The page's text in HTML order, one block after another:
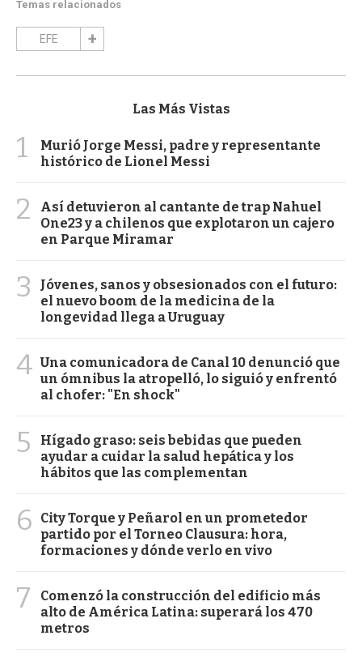
Temas relacionados
EFE
Las Más Vistas
1
Murió Jorge Messi, padre y representante
histórico de Lionel Messi
2
Así detuvieron al cantante de trap Nahuel
One23 y a chilenos que explotaron un cajero
en Parque Miramar
3
Jóvenes, sanos y obsesionados con el futuro:
el nuevo boom de la medicina de la
longevidad llega a Uruguay
4 Una comunicadora de Canal 10 denunció que
un ómnibus la atropelló, lo siguió y enfrentó
al chofer: "En shock"
5
Hígado graso: seis bebidas que pueden
ayudar a cuidar la salud hepática y los
hábitos que las complementan
6
City Torque y Peñarol en un prometedor
partido por el Torneo Clausura: hora,
formaciones y dónde verlo en vivo
7
Comenzó la construcción del edificio más
alto de América Latina: superará los 470
metros